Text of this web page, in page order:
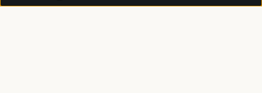
商務合作 付費條款 會員條款